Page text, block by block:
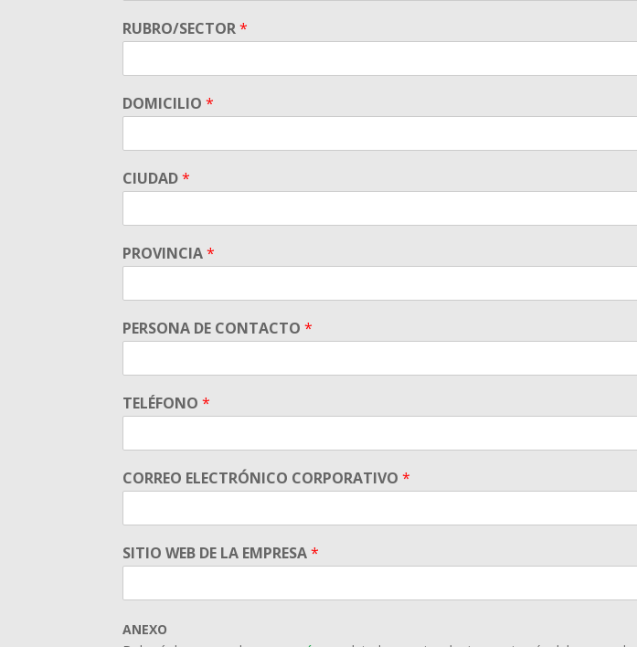
RUBRO/SECTOR*
DOMICILIO*
CIUDAD*
PROVINCIA*
PERSONA DE CONTACTO*
TELÉFONO*
CORREO ELECTRÓNICO CORPORATIVO*
SITIO WEB DE LA EMPRESA*
ANEXO